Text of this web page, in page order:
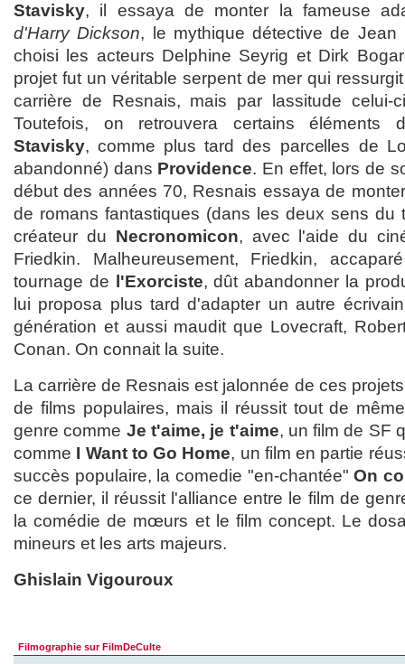
Stavisky, il essaya de monter la fameuse
d'Harry Dickson, le mythique détective de
choisi les acteurs Delphine Seyrig et Dirk
projet fut un véritable serpent de mer qui
carrière de Resnais, mais par lassitude celui-
Toutefois, on retrouvera certains éléments
Stavisky, comme plus tard des parcelles de
abandonné) dans Providence. En effet, lors de
début des années 70, Resnais essaya de
de romans fantastiques (dans les deux sens du
créateur du Necronomicon, avec l'aide du
Friedkin. Malheureusement, Friedkin,
tournage de
l'Exorciste, dût abandonner la
lui proposa plus tard d'adapter un autre
génération et aussi maudit que Lovecraft,
Conan. On connait la suite.
La carrière de Resnais est jalonnée de ces
de films populaires, mais il réussit tout de
genre comme Je t'aime, je t'aime, un film de SF
comme I Want to Go Home, un film en partie
succès populaire, la comedie "en-chantée"On
ce dernier, il réussit l'alliance entre le film de
la comédie de mœurs et le film concept. Le
mineurs et les arts majeurs.
Ghislain Vigouroux
Filmographie sur FilmDeCulte